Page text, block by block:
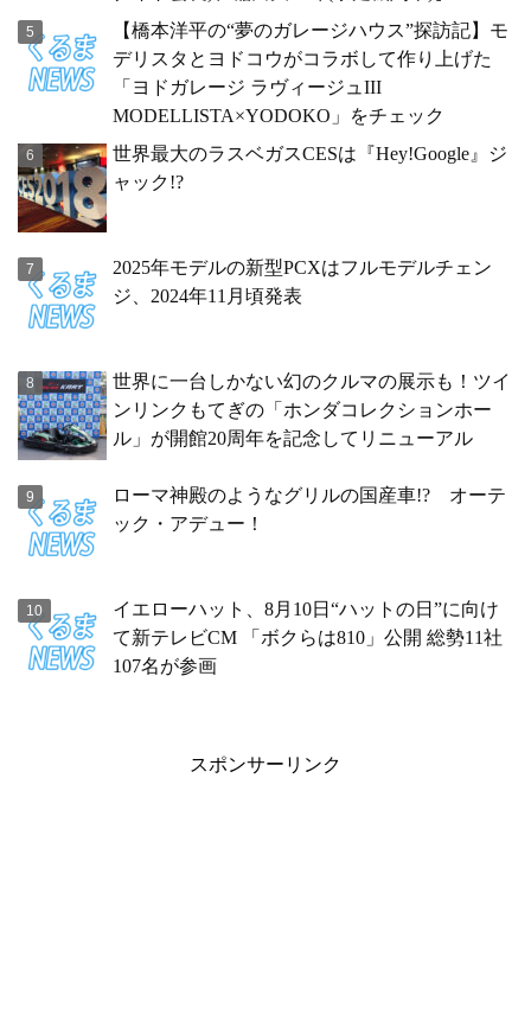
【橋本洋平の“夢のガレージハウス”探訪記】モ
デリスタとヨドコウがコラボして作り上げた
「ヨドガレージ ラヴィージュIII
MODELLISTA×YODOKO」をチェック
世界最大のラスベガスCESは『Hey!Google』ジ
ャック!?
2025年モデルの新型PCXはフルモデルチェン
ジ、2024年11月頃発表
世界に一台しかない幻のクルマの展示も！ツイ
ンリンクもてぎの「ホンダコレクションホー
ル」が開館20周年を記念してリニューアル
ローマ神殿のようなグリルの国産車!? オーテ
ック・アデュー！
イエローハット、8月10日“ハットの日”に向け
て新テレビCM 「ボクらは810」公開 総勢11社
107名が参画
スポンサーリンク